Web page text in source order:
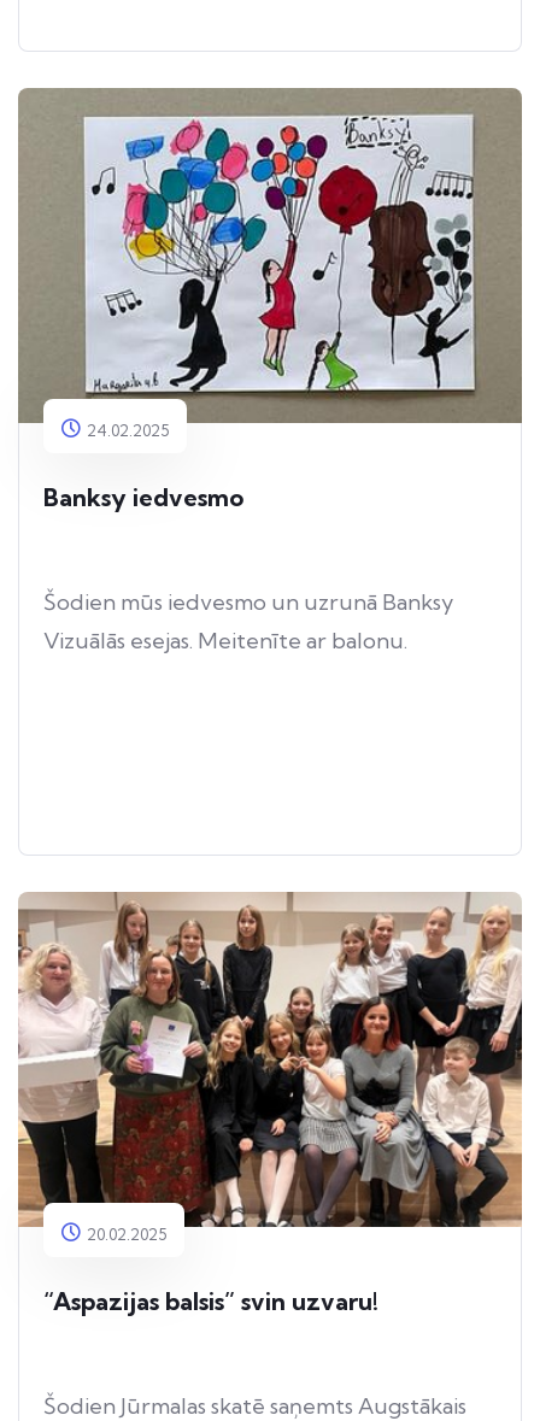
24.02.2025
Banksy iedvesmo
Šodien mūs iedvesmo un uzrunā Banksy
Vizuālās esejas. Meitenīte ar balonu.
20.02.2025
“Aspazijas balsis” svin uzvaru!
Šodien Jūrmalas skatē saņemts Augstākais